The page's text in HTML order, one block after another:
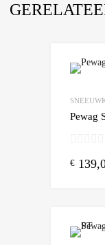
Pewag
€